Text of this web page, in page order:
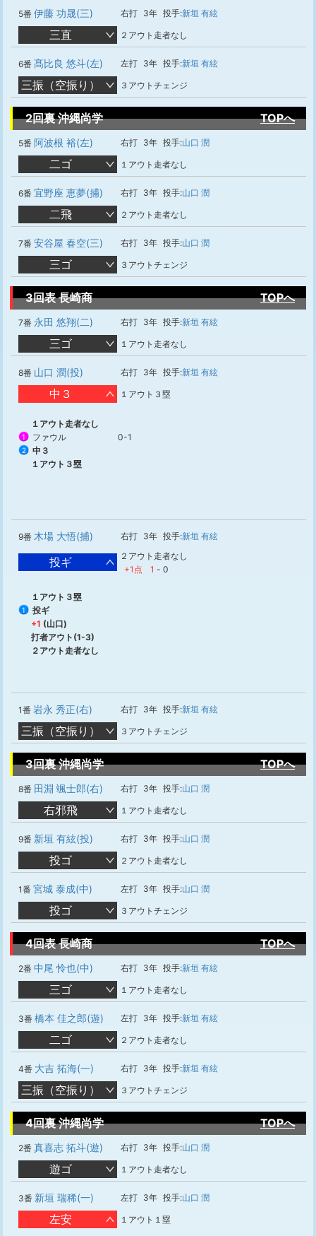
5番 伊藤 功晟(三) 右打 3年 投手:新垣 有絃
三直 ２アウト走者なし
6番 髙比良 悠斗(左) 左打 3年 投手:新垣 有絃
三振（空振り） ３アウトチェンジ
2回裏 沖縄尚学 TOPへ
5番 阿波根 裕(左) 右打 3年 投手:山口 潤
二ゴ １アウト走者なし
6番 宜野座 恵夢(捕) 右打 3年 投手:山口 潤
二飛 ２アウト走者なし
7番 安谷屋 春空(三) 右打 3年 投手:山口 潤
三ゴ ３アウトチェンジ
3回表 長崎商 TOPへ
7番 永田 悠翔(二) 右打 3年 投手:新垣 有絃
三ゴ １アウト走者なし
8番 山口 潤(投) 右打 3年 投手:新垣 有絃
中３ １アウト３塁
１アウト走者なし
1 ファウル 0-1
2
中３
１アウト３塁
9番 木場 大悟(捕) 右打 3年 投手:新垣 有絃
投ギ
２アウト走者なし
+1点
1 - 0
１アウト３塁
1
投ギ
+1 (山口)
打者アウト(1-3)
２アウト走者なし
1番 岩永 秀正(右) 右打 3年 投手:新垣 有絃
三振（空振り） ３アウトチェンジ
3回裏 沖縄尚学 TOPへ
8番 田淵 颯士郎(右) 右打 3年 投手:山口 潤
右邪飛 １アウト走者なし
9番 新垣 有絃(投) 右打 3年 投手:山口 潤
投ゴ ２アウト走者なし
1番 宮城 泰成(中) 左打 3年 投手:山口 潤
投ゴ ３アウトチェンジ
4回表 長崎商 TOPへ
2番 中尾 怜也(中) 右打 3年 投手:新垣 有絃
三ゴ １アウト走者なし
3番 橋本 佳之郎(遊) 左打 3年 投手:新垣 有絃
二ゴ ２アウト走者なし
4番 大吉 拓海(一) 右打 3年 投手:新垣 有絃
三振（空振り） ３アウトチェンジ
4回裏 沖縄尚学 TOPへ
2番 真喜志 拓斗(遊) 右打 3年 投手:山口 潤
遊ゴ １アウト走者なし
3番 新垣 瑞稀(一) 左打 3年 投手:山口 潤
左安 １アウト１塁